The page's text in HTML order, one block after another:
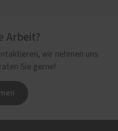
Arbeit?
wir nehmen uns
Sie gerne!